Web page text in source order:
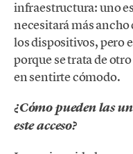
infraestructura: uno
necesitará más ancho
los dispositivos, pero
porque se trata de
en sentirte cómodo.
¿Cómo pueden las
este acceso?